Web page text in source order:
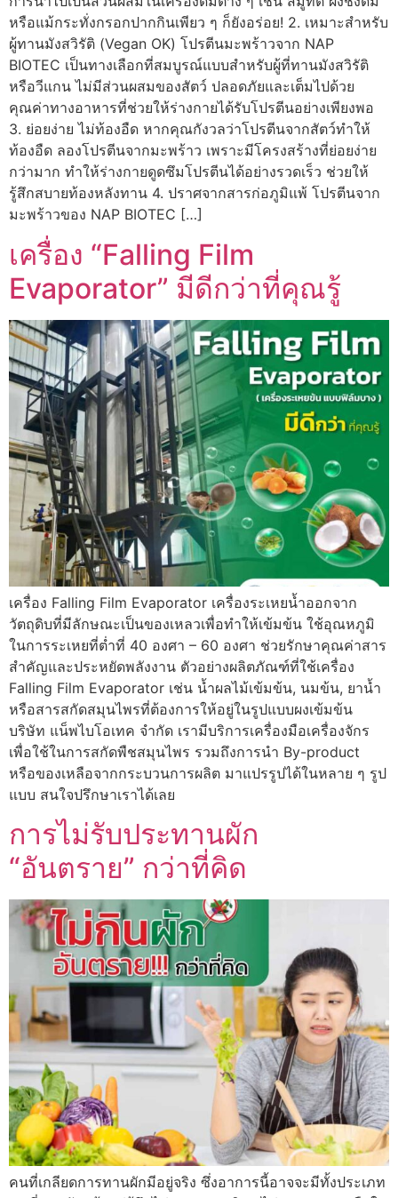
หรือแม้กระทั่งกรอกปากกินเพียว ๆ ก็ยังอร่อย! 2. เหมาะสำหรับ
ผู้ทานมังสวิรัติ (Vegan OK) โปรตีนมะพร้าวจาก NAP
BIOTEC เป็นทางเลือกที่สมบูรณ์แบบสำหรับผู้ที่ทานมังสวิรัติ
หรือวีแกน ไม่มีส่วนผสมของสัตว์ ปลอดภัยและเต็มไปด้วย
คุณค่าทางอาหารที่ช่วยให้ร่างกายได้รับโปรตีนอย่างเพียงพอ
3. ย่อยง่าย ไม่ท้องอืด หากคุณกังวลว่าโปรตีนจากสัตว์ทำให้
ท้องอืด ลองโปรตีนจากมะพร้าว เพราะมีโครงสร้างที่ย่อยง่าย
กว่ามาก ทำให้ร่างกายดูดซึมโปรตีนได้อย่างรวดเร็ว ช่วยให้
รู้สึกสบายท้องหลังทาน 4. ปราศจากสารก่อภูมิแพ้ โปรตีนจาก
มะพร้าวของ NAP BIOTEC […]
เครื่อง “Falling Film
Evaporator” มีดีกว่าที่คุณรู้
เครื่อง Falling Film Evaporator เครื่องระเหยน้ำออกจาก
วัตถุดิบที่มีลักษณะเป็นของเหลวเพื่อทำให้เข้มข้น ใช้อุณหภูมิ
ในการระเหยที่ต่ำที่ 40 องศา – 60 องศา ช่วยรักษาคุณค่าสาร
สำคัญและประหยัดพลังงาน ตัวอย่างผลิตภัณฑ์ที่ใช้เครื่อง
Falling Film Evaporator เช่น น้ำผลไม้เข้มข้น, นมข้น, ยาน้ำ
หรือสารสกัดสมุนไพรที่ต้องการให้อยู่ในรูปแบบผงเข้มข้น
บริษัท แน็พไบโอเทค จำกัด เรามีบริการเครื่องมือเครื่องจักร
เพื่อใช้ในการสกัดพืชสมุนไพร รวมถึงการนำ By-product
หรือของเหลือจากกระบวนการผลิต มาแปรรูปได้ในหลาย ๆ รูป
แบบ สนใจปรึกษาเราได้เลย
การไม่รับประทานผัก
“อันตราย” กว่าที่คิด
คนที่เกลียดการทานผักมีอยู่จริง ซึ่งอาการนี้อาจจะมีทั้งประเภท